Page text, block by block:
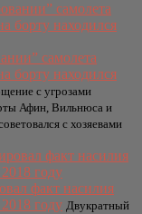
самолета
борту находился
с угрозами
Афин, Вильнюса и
с хозяевами
факт насилия
году Двукратный